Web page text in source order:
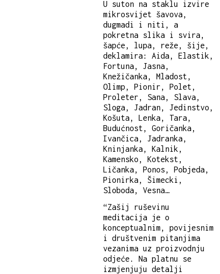
U suton na staklu izvire
mikrosvijet šavova,
dugmadi i niti, a
pokretna slika i svira,
šapće, lupa, reže, šije,
deklamira: Aida, Elastik,
Fortuna, Jasna,
Knežičanka, Mladost,
Olimp, Pionir, Polet,
Proleter, Sana, Slava,
Sloga, Jadran, Jedinstvo,
Košuta, Lenka, Tara,
Budućnost, Goričanka,
Ivančica, Jadranka,
Kninjanka, Kalnik,
Kamensko, Kotekst,
Ličanka, Ponos, Pobjeda,
Pionirka, Šimecki,
Sloboda, Vesna…
“Zašij ruševinu
meditacija je o
konceptualnim, povijesnim
i društvenim pitanjima
vezanima uz proizvodnju
odjeće. Na platnu se
izmjenjuju detalji